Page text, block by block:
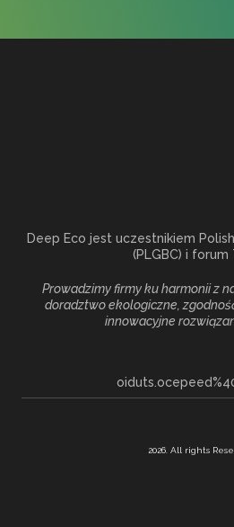
Deep Eco jest uczestnikiem
(PLGBC) i forum
Prowadzimy firmy ku harmonii z
doradztwo ekologiczne,
innowacyjne
2026. All rights